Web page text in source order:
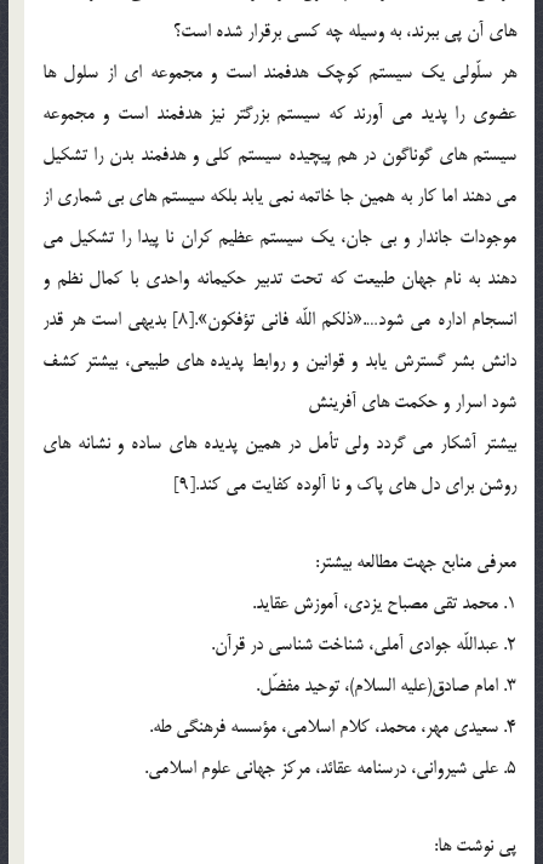
هاي آن پي ببرند، به وسيله چه كسي برقرار شده است؟
هر سلّولي يك سيستم كوچك هدفمند است و مجموعه اي از سلول ها
عضوي را پديد مي آورند كه سيستم بزرگتر نيز هدفمند است و مجموعه
سيستم هاي گوناگون در هم پيچيده سيستم كلي و هدفمند بدن را تشكيل
مي دهند اما كار به همين جا خاتمه نمي يابد بلكه سيستم هاي بي شماري از
موجودات جاندار و بي جان، يك سيستم عظيم كران نا پيدا را تشكيل مي
دهند به نام جهان طبيعت كه تحت تدبير حكيمانه واحدي با كمال نظم و
انسجام اداره مي شود….«ذلكم اللّه فاني تؤفكون».[8] بديهي است هر قدر
دانش بشر گسترش يابد و قوانين و روابط پديده هاي طبيعي، بيشتر كشف
شود اسرار و حكمت هاي آفرينش
بيشتر آشكار مي گردد ولي تأمل در همين پديده هاي ساده و نشانه هاي
روشن براي دل هاي پاك و نا آلوده كفايت مي كند.[9]
معرفي منابع جهت مطالعه بيشتر:
1. محمد تقي مصباح يزدي، آموزش عقايد.
2. عبداللّه جوادي آملي، شناخت شناسي در قرآن.
3. امام صادق(عليه السلام)، توحيد مفضّل.
4. سعيدي مهر، محمد، کلام اسلامي، مؤسسه فرهنگي طه.
5. علي شيرواني، درسنامه عقائد، مرکز جهاني علوم اسلامي.
پي نوشت ها: